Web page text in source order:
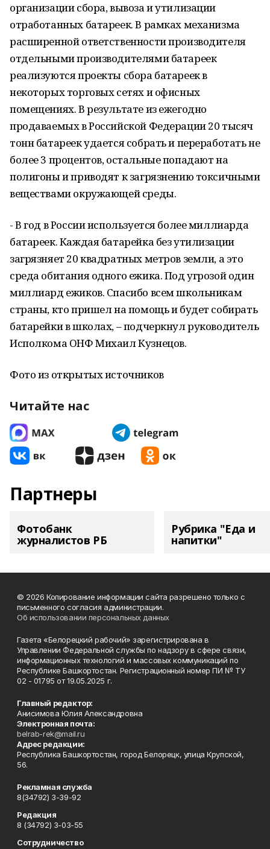
организации сбора, вывоза и утилизации
отработанных батареек. В рамках механизма
расширенной ответственности производителя
отдельными производителями батареек
реализуются проекты сбора батареек в
некоторых торговых сетях и офисных
помещениях. В результате из ежегодно
продаваемых в Российской Федерации 20 тысяч
тонн батареек удается собрать и переработать не
более 3 процентов, остальные попадают на
полигоны и приводят к загрязнению токсичными
веществами окружающей среды.
- В год в России используется более миллиарда
батареек. Каждая батарейка без утилизации
загрязняет 20 квадратных метров земли, а это
среда обитания одного ежика. Под угрозой один
миллиард ежиков. Спасибо всем школьникам
страны, кто пришел на помощь и будет собирать
батарейки в школах, – подчеркнул руководитель
Исполкома ОНФ Михаил Кузнецов.
Фото из открытых источников
Читайте нас
Партнеры
Фотобанк
журналистов РБ
Рубрика "Еда и
напитки"
© 2026 Копирование информации сайта разрешено только с
письменного согласия администрации.
Об использовании персональных данных
Газета «Белорецкий рабочий» зарегистрирована в
Управлении Федеральной службы по надзору в сфере связи,
информационных технологий и массовых коммуникаций по
Республике Башкортостан. Регистрационный номер ПИ № ТУ
02 - 01795 от 19.05.2025 г.
Главный редактор:
Анисимова Юлия Александровна
Электронная почта:
belrab-rek@mail.ru
Адрес редакции:
Республика Башкортостан, город Белорецк, улица Крупской,
56.
Рекламная служба
8(34792) 3-39-92
Редакция
8 (34792) 3-03-55
Сотрудничество